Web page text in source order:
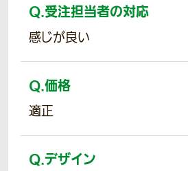
Q.受注担当者の対応
感じが良い
Q.価格
適正
Q.デザイン